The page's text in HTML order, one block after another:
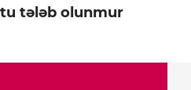
tələb olunmur